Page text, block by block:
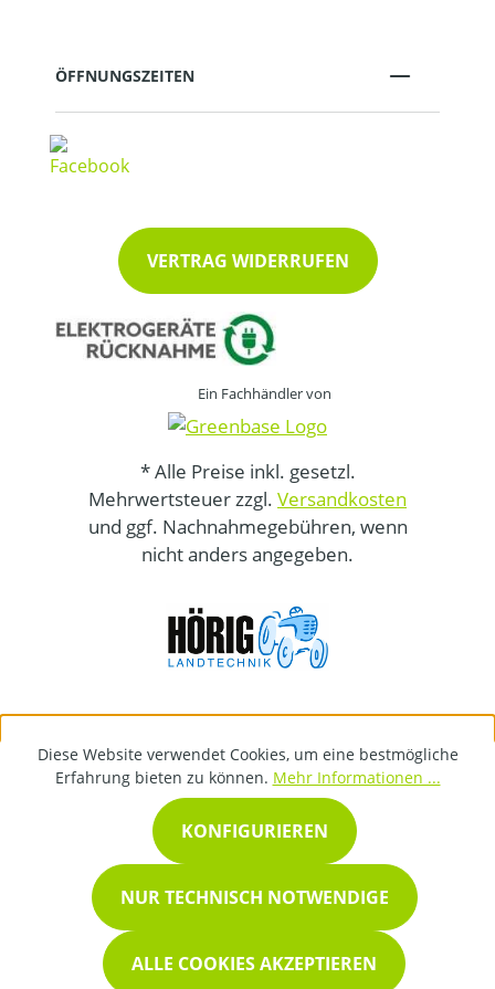
ÖFFNUNGSZEITEN
VERTRAG WIDERRUFEN
Ein Fachhändler von
* Alle Preise inkl. gesetzl.
Mehrwertsteuer zzgl. Versandkosten
und ggf. Nachnahmegebühren, wenn
nicht anders angegeben.
Diese Website verwendet Cookies, um eine bestmögliche
Erfahrung bieten zu können. Mehr Informationen ...
NUR TECHNISCH NOTWENDIGE
KONFIGURIEREN
ALLE COOKIES AKZEPTIEREN